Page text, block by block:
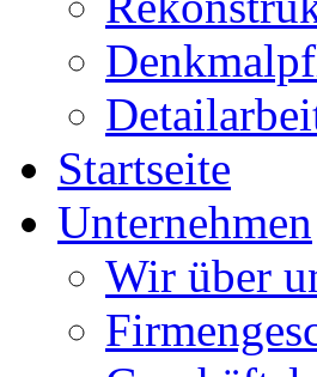
Startseite
Unternehmen
Wir über